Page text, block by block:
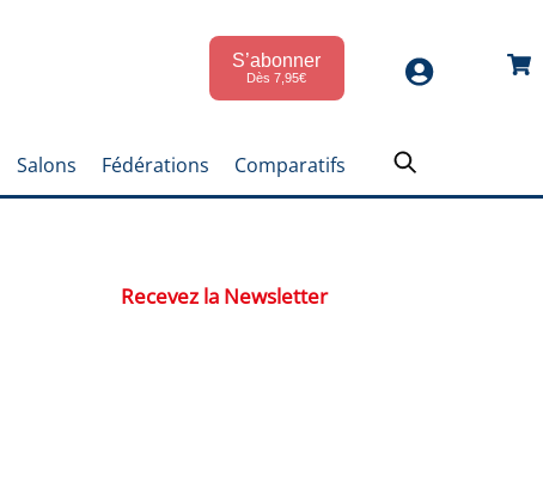
S’abonner
Dès 7,95€
Salons Fédérations Comparatifs
Recevez la Newsletter